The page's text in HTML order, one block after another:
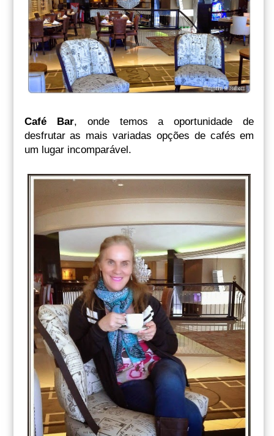
Café Bar, onde temos a oportunidade de
desfrutar as mais variadas opções de cafés em
um lugar incomparável.